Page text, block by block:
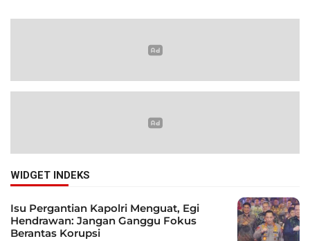
WIDGET INDEKS
Isu Pergantian Kapolri Menguat, Egi
Hendrawan: Jangan Ganggu Fokus
Berantas Korupsi